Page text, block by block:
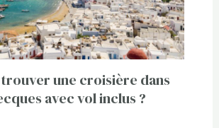
une croisière dans
avec vol inclus ?